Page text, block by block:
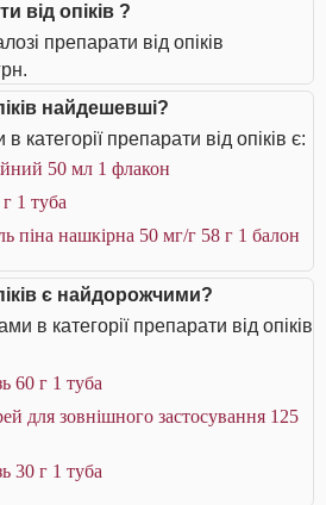
від опіків ?
препарати від опіків
найдешевші?
категорії препарати від опіків є:
50 мл 1 флакон
1 туба
піна нашкірна 50 мг/г 58 г 1 балон
є найдорожчими?
в категорії препарати від опіків
60 г 1 туба
для зовнішного застосування 125
30 г 1 туба